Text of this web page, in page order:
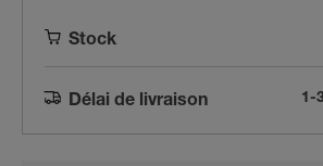
Stock
Délai de livraison 1-